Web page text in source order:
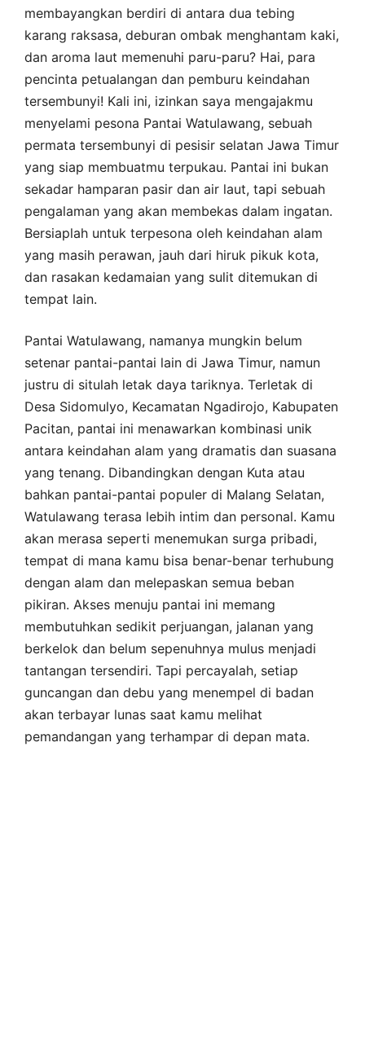
membayangkan berdiri di antara dua tebing
karang raksasa, deburan ombak menghantam kaki,
dan aroma laut memenuhi paru-paru? Hai, para
pencinta petualangan dan pemburu keindahan
tersembunyi! Kali ini, izinkan saya mengajakmu
menyelami pesona Pantai Watulawang, sebuah
permata tersembunyi di pesisir selatan Jawa Timur
yang siap membuatmu terpukau. Pantai ini bukan
sekadar hamparan pasir dan air laut, tapi sebuah
pengalaman yang akan membekas dalam ingatan.
Bersiaplah untuk terpesona oleh keindahan alam
yang masih perawan, jauh dari hiruk pikuk kota,
dan rasakan kedamaian yang sulit ditemukan di
tempat lain.
Pantai Watulawang, namanya mungkin belum
setenar pantai-pantai lain di Jawa Timur, namun
justru di situlah letak daya tariknya. Terletak di
Desa Sidomulyo, Kecamatan Ngadirojo, Kabupaten
Pacitan, pantai ini menawarkan kombinasi unik
antara keindahan alam yang dramatis dan suasana
yang tenang. Dibandingkan dengan Kuta atau
bahkan pantai-pantai populer di Malang Selatan,
Watulawang terasa lebih intim dan personal. Kamu
akan merasa seperti menemukan surga pribadi,
tempat di mana kamu bisa benar-benar terhubung
dengan alam dan melepaskan semua beban
pikiran. Akses menuju pantai ini memang
membutuhkan sedikit perjuangan, jalanan yang
berkelok dan belum sepenuhnya mulus menjadi
tantangan tersendiri. Tapi percayalah, setiap
guncangan dan debu yang menempel di badan
akan terbayar lunas saat kamu melihat
pemandangan yang terhampar di depan mata.